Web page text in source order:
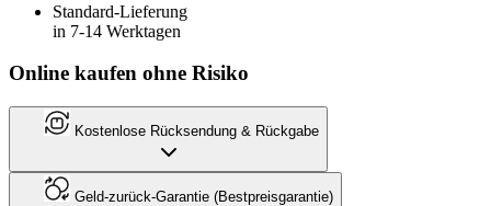
Standard-Lieferung
in 7-14 Werktagen
Online kaufen ohne Risiko
Kostenlose Rücksendung & Rückgabe
Geld-zurück-Garantie (Bestpreisgarantie)